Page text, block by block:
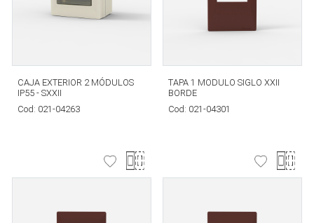
CAJA EXTERIOR 2 MÓDULOS
IP55 - SXXII
Cod: 021-04263
TAPA 1 MODULO SIGLO XXII
BORDE
Cod: 021-04301